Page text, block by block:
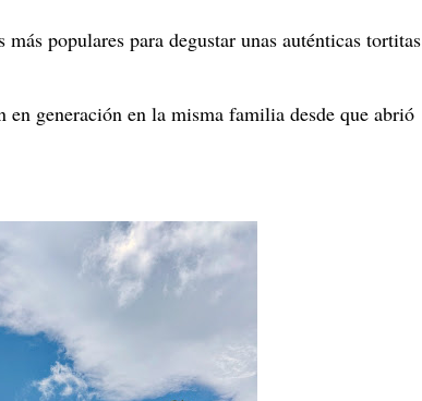
populares para degustar unas auténticas tortitas
en generación en la misma familia desde que abrió